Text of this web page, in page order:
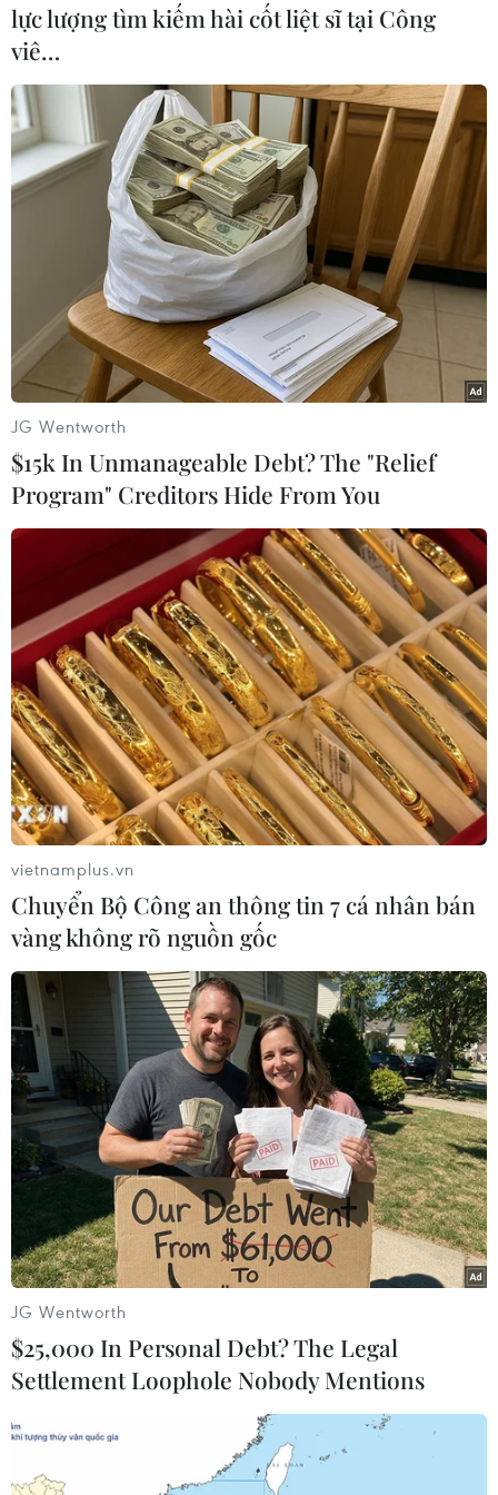
Vi Diệu
(Vietnam+)
#Jose Mourinho
#Tottenham Hotspur
#Mauricio Pochettino
#Huấn luyện viên
Đội tuyển Việt Nam đối đầu
Malaysia tại bán kết ASEAN
Cup 2026
08/08/2026 15:53
Chủ sân Azteca lỗ hơn 47
triệu USD vì World Cup
2026
08/08/2026 06:43
ASEAN Cup 2026 ngày 8/8:
tuyển Việt Nam ở bán kết
Tuyển Việt Nam giành vé
vào bán kết, vì sao ông Kim
Sang-sik vẫn không vui?
lực lượng tìm kiếm hài cốt liệt sĩ tại Công
viê…
JG Wentworth
$15k In Unmanageable Debt? The "Relief
Program" Creditors Hide From You
vietnamplus.vn
Chuyển Bộ Công an thông tin 7 cá nhân bán
vàng không rõ nguồn gốc
JG Wentworth
$25,000 In Personal Debt? The Legal
Settlement Loophole Nobody Mentions